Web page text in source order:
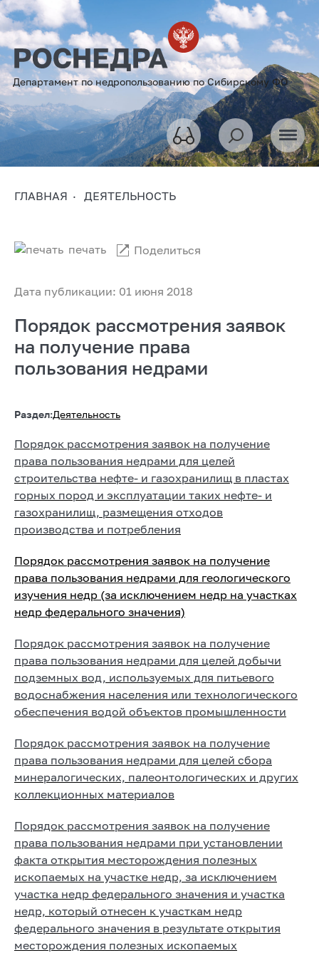
Департамент по недропользованию по Сибирскому ФО
ГЛАВНАЯ ДЕЯТЕЛЬНОСТЬ
Дата публикации: 01 июня 2018
печать Поделиться
Порядок рассмотрения заявок
на получение права
пользования недрами
Раздел:Деятельность
Порядок рассмотрения заявок на получение
права пользования недрами для целей
строительства нефте- и газохранилищ в пластах
горных пород и эксплуатации таких нефте- и
газохранилищ, размещения отходов
производства и потребления
Порядок рассмотрения заявок на получение
права пользования недрами для геологического
изучения недр (за исключением недр на участках
недр федерального значения)
Порядок рассмотрения заявок на получение
права пользования недрами для целей добычи
подземных вод, используемых для питьевого
водоснабжения населения или технологического
обеспечения водой объектов промышленности
Порядок рассмотрения заявок на получение
права пользования недрами для целей сбора
минералогических, палеонтологических и других
коллекционных материалов
Порядок рассмотрения заявок на получение
права пользования недрами при установлении
факта открытия месторождения полезных
ископаемых на участке недр, за исключением
участка недр федерального значения и участка
недр, который отнесен к участкам недр
федерального значения в результате открытия
месторождения полезных ископаемых